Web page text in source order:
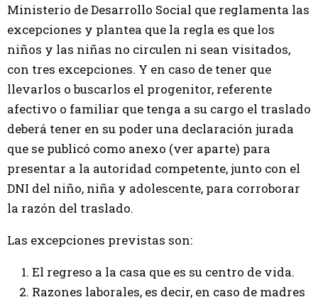
Ministerio de Desarrollo Social que reglamenta las
excepciones y plantea que la regla es que los
niños y las niñas no circulen ni sean visitados,
con tres excepciones. Y en caso de tener que
llevarlos o buscarlos el progenitor, referente
afectivo o familiar que tenga a su cargo el traslado
deberá tener en su poder una declaración jurada
que se publicó como anexo (ver aparte) para
presentar a la autoridad competente, junto con el
DNI del niño, niña y adolescente, para corroborar
la razón del traslado.
Las excepciones previstas son:
El regreso a la casa que es su centro de vida.
Razones laborales, es decir, en caso de madres